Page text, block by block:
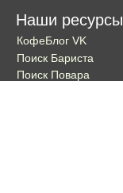
Наши ресурсы
КофеБлог VK
Поиск Бариста
Поиск Повара